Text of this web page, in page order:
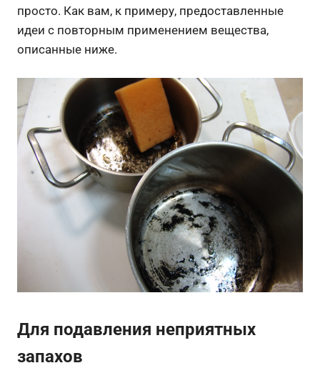
просто. Как вам, к примеру, предоставленные
идеи с повторным применением вещества,
описанные ниже.
Для подавления неприятных
запахов